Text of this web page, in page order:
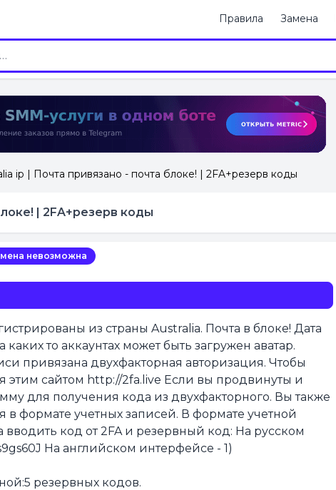
Правила Замена
ip | Почта привязано - почта блоке! | 2FA+резерв коды
| 2FA+резерв коды
невозможна
из страны Australia. Почта в блоке! Дата
то аккаунтах может быть загружен аватар.
привязана двухфакторная авторизация. Чтобы
этим сайтом http://2fa.live Если вы продвинуты и
для получения кода из двухфакторного. Вы также
формате учетных записей. В формате учетной
код от 2FA и резервный код: На русском
На английском интерфейсе - 1)
резервных кодов.